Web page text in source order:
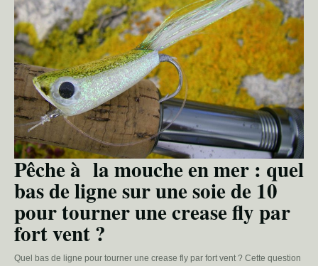
Pêche à la mouche en mer : quel
bas de ligne sur une soie de 10
pour tourner une crease fly par
fort vent ?
Quel bas de ligne pour tourner une crease fly par fort vent ? Cette question